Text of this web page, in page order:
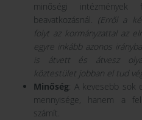
minőségi intézmények
beavatkozásnál. (Erről a
folyt az kormányzattal az
egyre inkább azonos
is átvett és átvesz
köztestület jobban el tud
Minőség: A kevesebb sok
mennyisége, hanem a
számít.